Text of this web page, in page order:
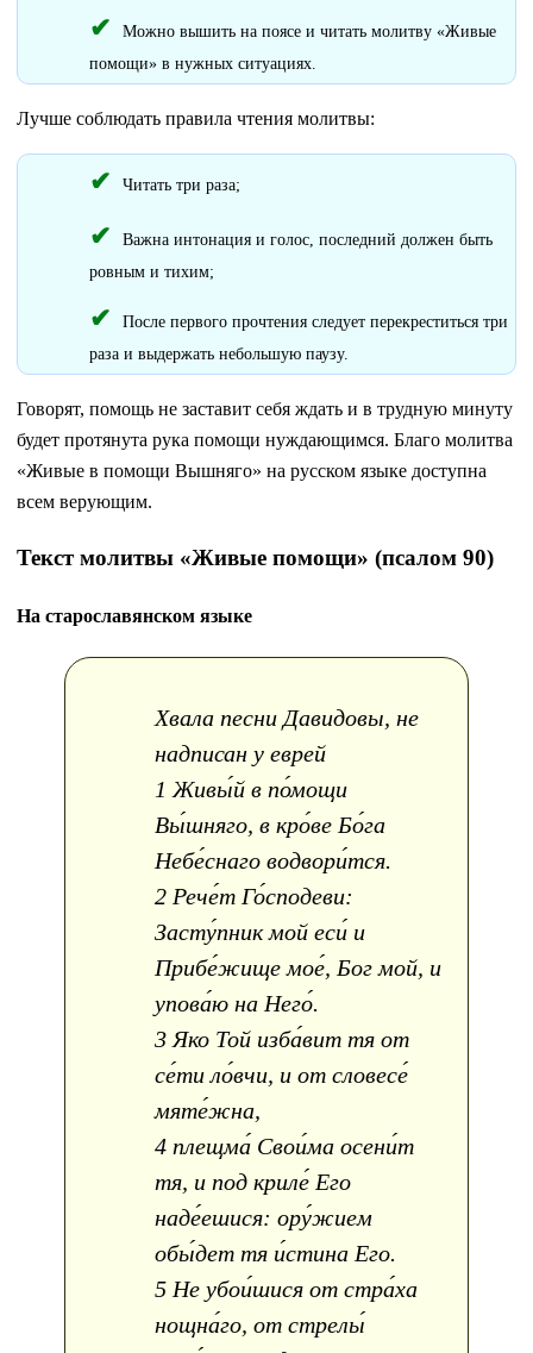
Можно вышить на поясе и читать молитву «Живые
помощи» в нужных ситуациях.
Лучше соблюдать правила чтения молитвы:
Читать три раза;
Важна интонация и голос, последний должен быть
ровным и тихим;
После первого прочтения следует перекреститься три
раза и выдержать небольшую паузу.
Говорят, помощь не заставит себя ждать и в трудную минуту
будет протянута рука помощи нуждающимся. Благо молитва
«Живые в помощи Вышняго» на русском языке доступна
всем верующим.
Текст молитвы «Живые помощи» (псалом 90)
На старославянском языке
Хвала песни Давидовы, не
надписан у еврей
1 Живы́й в по́мощи
Вы́шняго, в кро́ве Бо́га
Небе́снаго водвори́тся.
2 Рече́т Го́сподеви:
Засту́пник мой еси́ и
Прибе́жище мое́, Бог мой, и
упова́ю на Него́.
3 Яко Той изба́вит тя от
се́ти ло́вчи, и от словесе́
мяте́жна,
4 плещма́ Свои́ма осени́т
тя, и под криле́ Его
наде́ешися: ору́жием
обы́дет тя и́стина Его.
5 Не убои́шися от стра́ха
нощна́го, от стрелы́